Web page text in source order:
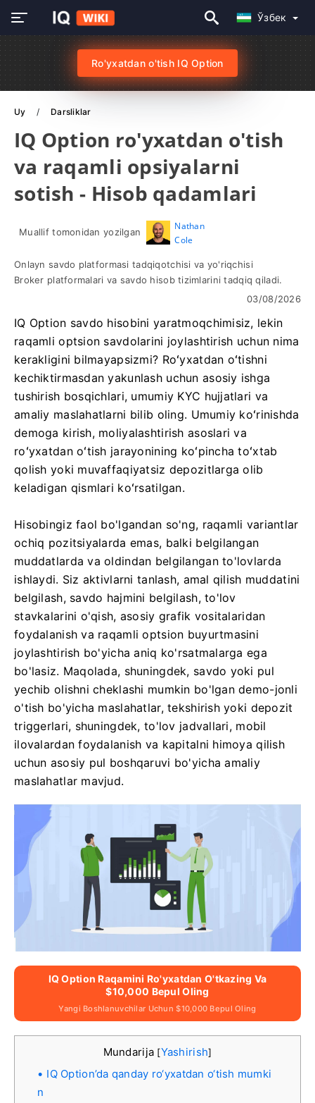
Ўзбек
Ro'yxatdan o'tish IQ Option
Uy Darsliklar
IQ Option ro'yxatdan o'tish
va raqamli opsiyalarni
sotish - Hisob qadamlari
Muallif tomonidan yozilgan
Nathan
Cole
Onlayn savdo platformasi tadqiqotchisi va yo'riqchisi
Broker platformalari va savdo hisob tizimlarini tadqiq qiladi.
03/08/2026
IQ Option savdo hisobini yaratmoqchimisiz, lekin
raqamli optsion savdolarini joylashtirish uchun nima
kerakligini bilmayapsizmi? Roʻyxatdan oʻtishni
kechiktirmasdan yakunlash uchun asosiy ishga
tushirish bosqichlari, umumiy KYC hujjatlari va
amaliy maslahatlarni bilib oling. Umumiy koʻrinishda
demoga kirish, moliyalashtirish asoslari va
roʻyxatdan oʻtish jarayonining koʻpincha toʻxtab
qolish yoki muvaffaqiyatsiz depozitlarga olib
keladigan qismlari koʻrsatilgan.
Hisobingiz faol bo'lgandan so'ng, raqamli variantlar
ochiq pozitsiyalarda emas, balki belgilangan
muddatlarda va oldindan belgilangan to'lovlarda
ishlaydi. Siz aktivlarni tanlash, amal qilish muddatini
belgilash, savdo hajmini belgilash, to'lov
stavkalarini o'qish, asosiy grafik vositalaridan
foydalanish va raqamli optsion buyurtmasini
joylashtirish bo'yicha aniq ko'rsatmalarga ega
bo'lasiz. Maqolada, shuningdek, savdo yoki pul
yechib olishni cheklashi mumkin bo'lgan demo-jonli
o'tish bo'yicha maslahatlar, tekshirish yoki depozit
triggerlari, shuningdek, to'lov jadvallari, mobil
ilovalardan foydalanish va kapitalni himoya qilish
uchun asosiy pul boshqaruvi bo'yicha amaliy
maslahatlar mavjud.
IQ Option Raqamini Ro'yxatdan O'tkazing Va
$10,000 Bepul Oling
Yangi Boshlanuvchilar Uchun $10,000 Bepul Oling
Mundarija [Yashirish]
IQ Option’da qanday ro‘yxatdan o‘tish mumki
n